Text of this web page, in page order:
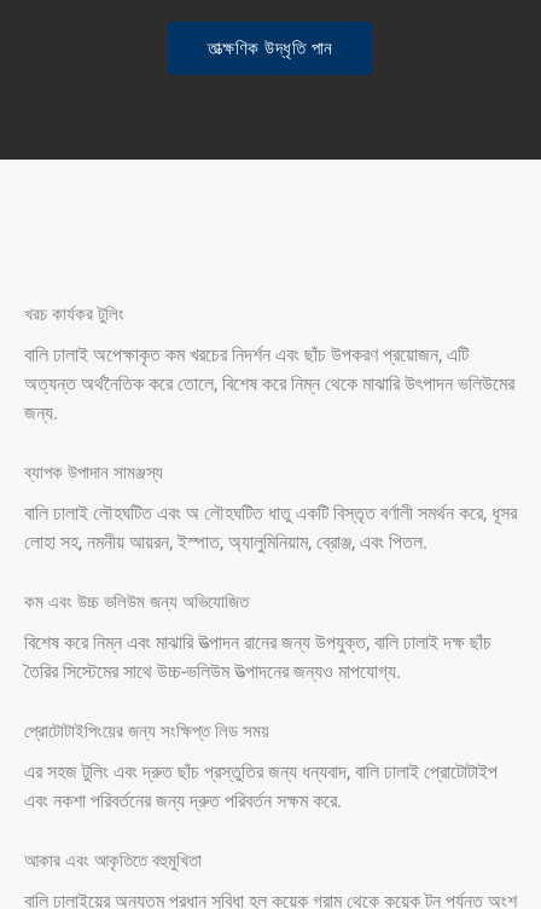
তাত্ক্ষণিক উদ্ধৃতি পান
খরচ কার্যকর টুলিং
বালি ঢালাই অপেক্ষাকৃত কম খরচের নিদর্শন এবং ছাঁচ উপকরণ প্রয়োজন, এটি
অত্যন্ত অর্থনৈতিক করে তোলে, বিশেষ করে নিম্ন থেকে মাঝারি উৎপাদন ভলিউমের
জন্য.
ব্যাপক উপাদান সামঞ্জস্য
বালি ঢালাই লৌহঘটিত এবং অ লৌহঘটিত ধাতু একটি বিস্তৃত বর্ণালী সমর্থন করে, ধূসর
লোহা সহ, নমনীয় আয়রন, ইস্পাত, অ্যালুমিনিয়াম, ব্রোঞ্জ, এবং পিতল.
কম এবং উচ্চ ভলিউম জন্য অভিযোজিত
বিশেষ করে নিম্ন এবং মাঝারি উত্পাদন রানের জন্য উপযুক্ত, বালি ঢালাই দক্ষ ছাঁচ
তৈরির সিস্টেমের সাথে উচ্চ-ভলিউম উত্পাদনের জন্যও মাপযোগ্য.
প্রোটোটাইপিংয়ের জন্য সংক্ষিপ্ত লিড সময়
এর সহজ টুলিং এবং দ্রুত ছাঁচ প্রস্তুতির জন্য ধন্যবাদ, বালি ঢালাই প্রোটোটাইপ
এবং নকশা পরিবর্তনের জন্য দ্রুত পরিবর্তন সক্ষম করে.
আকার এবং আকৃতিতে বহুমুখিতা
বালি ঢালাইয়ের অন্যতম প্রধান সুবিধা হল কয়েক গ্রাম থেকে কয়েক টন পর্যন্ত অংশ